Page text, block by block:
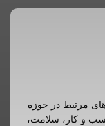
های مرتبط در حوزه
و کار، سلامت،